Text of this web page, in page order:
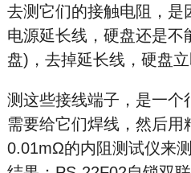
去测它们的接触电阻，是
电源延长线，硬盘还是不
盘)，去掉延长线，硬盘立
测这些接线端子，是一个
需要给它们焊线，然后
0.01mΩ的内阻测试仪来